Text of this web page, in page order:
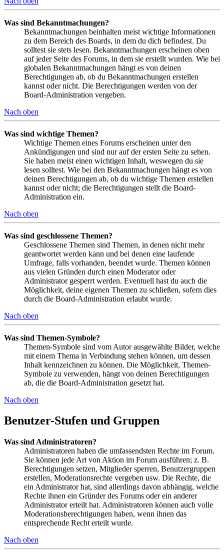
Was sind Bekanntmachungen?
Bekanntmachungen beinhalten meist wichtige Informationen
zu dem Bereich des Boards, in dem du dich befindest. Du
solltest sie stets lesen. Bekanntmachungen erscheinen oben
auf jeder Seite des Forums, in dem sie erstellt wurden. Wie bei
globalen Bekanntmachungen hängt es von deinen
Berechtigungen ab, ob du Bekanntmachungen erstellen
kannst oder nicht. Die Berechtigungen werden von der
Board-Administration vergeben.
Nach oben
Was sind wichtige Themen?
Wichtige Themen eines Forums erscheinen unter den
Ankündigungen und sind nur auf der ersten Seite zu sehen.
Sie haben meist einen wichtigen Inhalt, weswegen du sie
lesen solltest. Wie bei den Bekanntmachungen hängt es von
deinen Berechtigungen ab, ob du wichtige Themen erstellen
kannst oder nicht; die Berechtigungen stellt die Board-
Administration ein.
Nach oben
Was sind geschlossene Themen?
Geschlossene Themen sind Themen, in denen nicht mehr
geantwortet werden kann und bei denen eine laufende
Umfrage, falls vorhanden, beendet wurde. Themen können
aus vielen Gründen durch einen Moderator oder
Administrator gesperrt werden. Eventuell hast du auch die
Möglichkeit, deine eigenen Themen zu schließen, sofern dies
durch die Board-Administration erlaubt wurde.
Nach oben
Was sind Themen-Symbole?
Themen-Symbole sind vom Autor ausgewählte Bilder, welche
mit einem Thema in Verbindung stehen können, um dessen
Inhalt kennzeichnen zu können. Die Möglichkeit, Themen-
Symbole zu verwenden, hängt von deinen Berechtigungen
ab, die die Board-Administration gesetzt hat.
Nach oben
Benutzer-Stufen und Gruppen
Was sind Administratoren?
Administratoren haben die umfassendsten Rechte im Forum.
Sie können jede Art von Aktion im Forum ausführen; z. B.
Berechtigungen setzen, Mitglieder sperren, Benutzergruppen
erstellen, Moderationsrechte vergeben usw. Die Rechte, die
ein Administrator hat, sind allerdings davon abhängig, welche
Rechte ihnen ein Gründer des Forums oder ein anderer
Administrator erteilt hat. Administratoren können auch volle
Moderationsberechtigungen haben, wenn ihnen das
entsprechende Recht erteilt wurde.
Nach oben